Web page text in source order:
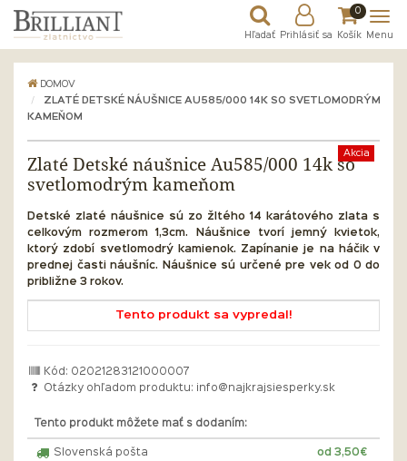
Hľadať Prihlásiť sa
0
Košík Menu
DOMOV
ZLATÉ DETSKÉ NÁUŠNICE AU585/000 14K SO SVETLOMODRÝM
KAMEŇOM
Akcia
Zlaté Detské náušnice Au585/000 14k so
svetlomodrým kameňom
Detské zlaté náušnice sú zo žltého 14 karátového zlata s
celkovým rozmerom 1,3cm. Náušnice tvorí jemný kvietok,
ktorý zdobí svetlomodrý kamienok. Zapínanie je na háčik v
prednej časti náušníc.
Náušnice sú určené pre vek od 0 do
približne 3 rokov.
Tento produkt sa vypredal!
Kód: 02021283121000007
Otázky ohľadom produktu:
info@najkrajsiesperky.sk
Tento produkt môžete mať s dodaním:
Slovenská pošta od 3,50€